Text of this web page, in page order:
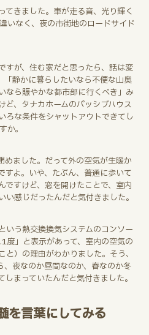
てきました。車が走る音、光り輝く
なく、夜の市街地のロードサイド
すが、住む家だと思ったら、話は変
「静かに暮らしたいなら不便な山奥
なら賑やかな都市部に行くべき」み
ど、タナカホームのパッシブハウス
ろな条件をシャットアウトできてし
。
めました。だって外の空気が生暖か
すよ。いや、たぶん、普通に歩いて
ですけど、窓を開けたことで、室内
感じだったんだと気付きました。
いう熱交換換気システムのコンソー
度」と表示があって、室内の空気の
）の理由がわかりました。そう、
、夜なのか昼間なのか、春なのか冬
まっていたんだと気付きました。
を言葉にしてみる